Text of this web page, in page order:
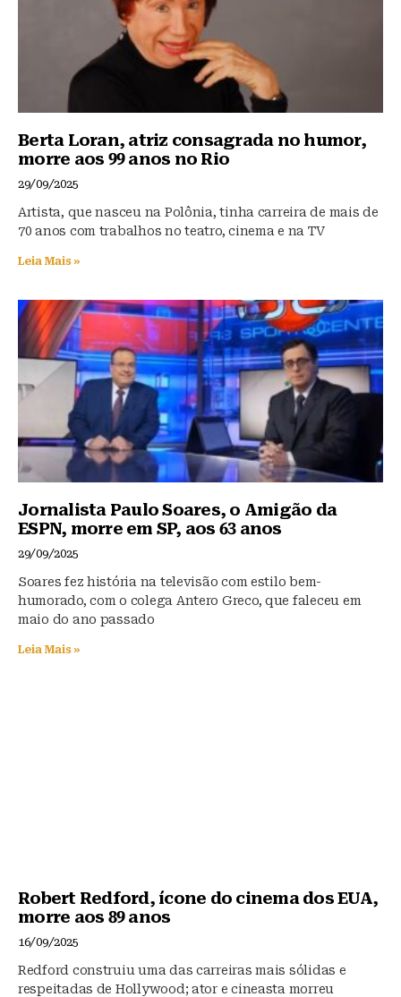
Berta Loran, atriz consagrada no humor,
morre aos 99 anos no Rio
29/09/2025
Artista, que nasceu na Polônia, tinha carreira de mais de
70 anos com trabalhos no teatro, cinema e na TV
Leia Mais »
Jornalista Paulo Soares, o Amigão da
ESPN, morre em SP, aos 63 anos
29/09/2025
Soares fez história na televisão com estilo bem-
humorado, com o colega Antero Greco, que faleceu em
maio do ano passado
Leia Mais »
Robert Redford, ícone do cinema dos EUA,
morre aos 89 anos
16/09/2025
Redford construiu uma das carreiras mais sólidas e
respeitadas de Hollywood; ator e cineasta morreu